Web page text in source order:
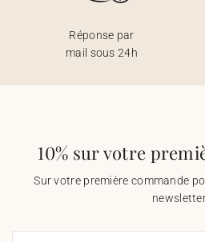
Réponse par
mail sous 24h
10% sur votre
Sur votre première commande